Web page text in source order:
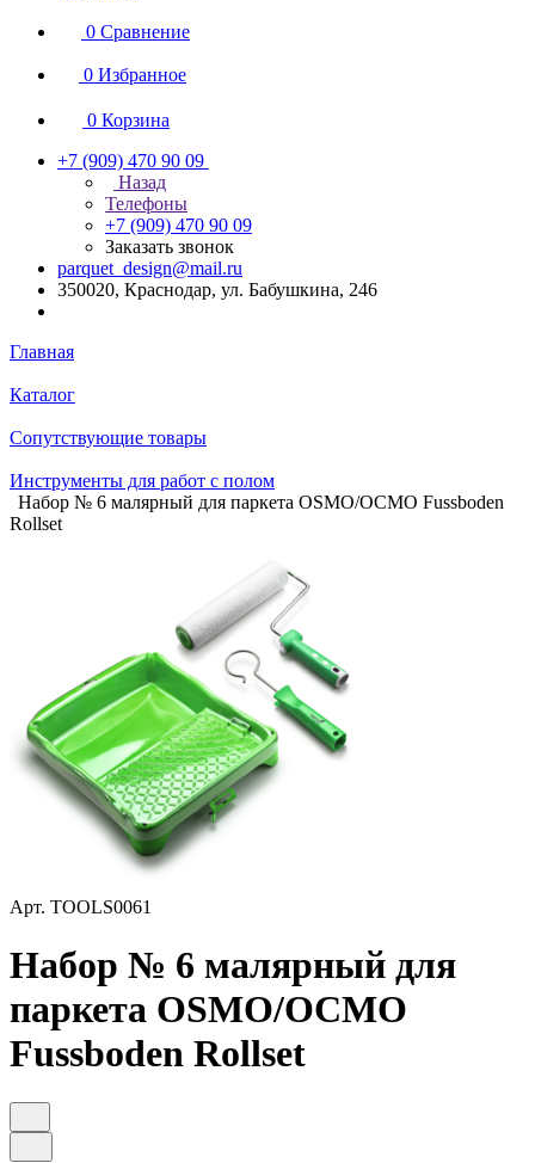
0 Сравнение
0 Избранное
0 Корзина
+7 (909) 470 90 09
Назад
Телефоны
+7 (909) 470 90 09
Заказать звонок
parquet_design@mail.ru
350020, Краснодар, ул. Бабушкина, 246
Главная
Каталог
Сопутствующие товары
Инструменты для работ с полом
Набор № 6 малярный для паркета OSMO/ОСМО Fussboden
Rollset
Арт. TOOLS0061
Набор № 6 малярный для
паркета OSMO/ОСМО
Fussboden Rollset